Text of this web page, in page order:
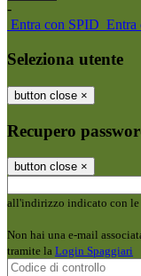
-
Entra con SPID Entra
Seleziona utente
button close ×
Recupero
button close ×
all'indirizzo indicato con le
Non hai una e-mail
tramite la Login Spaggiari